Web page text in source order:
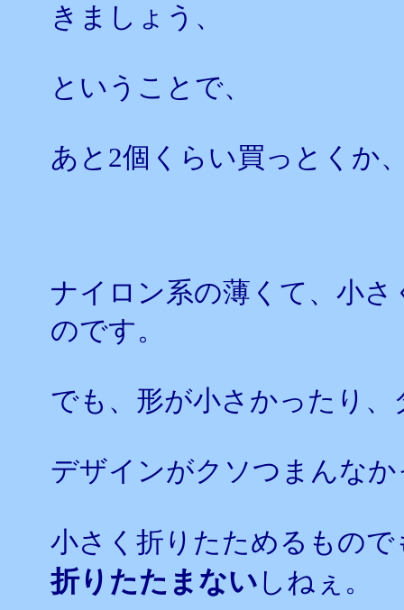
きましょう、
ということで、
あと2個くらい買っとくか
ナイロン系の薄くて、小
のです。
でも、形が小さかったり
デザインがクソつまんな
小さく折りたためるもの
折りたたまない しねぇ。